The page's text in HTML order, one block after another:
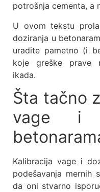
potrošnja cementa, a
U ovom tekstu
doziranja u
uradite pametno (i
koje greške prave
ikada.
Šta tačno
vage i
Kalibracija vage i
podešavanja mernih
da oni stvarno